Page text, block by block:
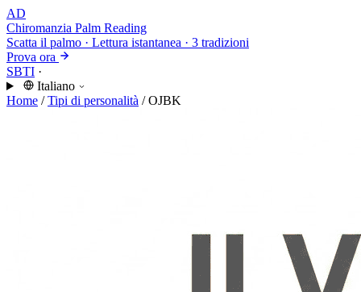
AD
Chiromanzia Palm Reading
Scatta il palmo · Lettura istantanea · 3 tradizioni
Prova ora
SBTI ·
Italiano
Home / Tipi di personalità / OJBK